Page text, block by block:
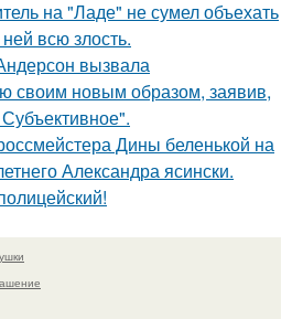
на "Ладе" не сумел объехать
всю злость.
вызвала
своим новым образом, заявив,
Дины беленькой на
Александра ясински.